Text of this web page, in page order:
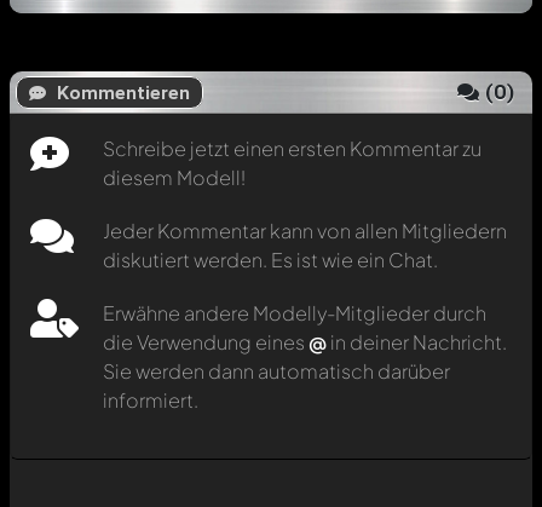
Kommentieren (0)
Schreibe jetzt einen ersten Kommentar zu
diesem Modell!
Jeder Kommentar kann von allen Mitgliedern
diskutiert werden. Es ist wie ein Chat.
Erwähne andere Modelly-Mitglieder durch
die Verwendung eines @in deiner Nachricht.
Sie werden dann automatisch darüber
informiert.